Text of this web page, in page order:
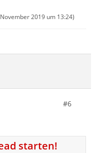
2019 um 13:24)
#6
starten!